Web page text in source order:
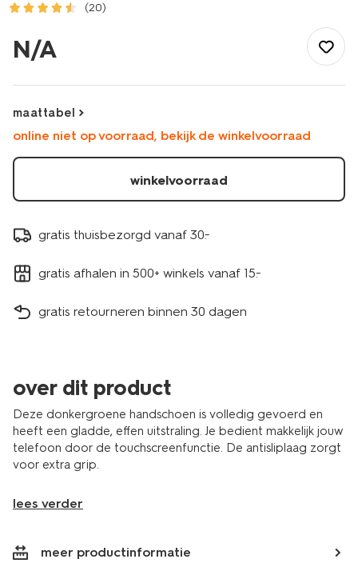
(20)
met-
touchscreen-
donkergroen-
16500045DARKGREEN.html
N/A
maattabel
online niet op voorraad, bekijk de winkelvoorraad
winkelvoorraad
gratis thuisbezorgd vanaf 30.-
gratis afhalen in 500+ winkels vanaf 15.-
gratis retourneren binnen 30 dagen
over dit product
Deze donkergroene handschoen is volledig gevoerd en
heeft een gladde, effen uitstraling. Je bedient makkelijk jouw
telefoon door de touchscreenfunctie. De antisliplaag zorgt
voor extra grip.
lees verder
meer productinformatie